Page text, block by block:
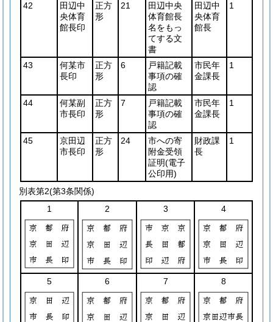
42
田辺中
央体育
館長印
正方
形
21
田辺中央
体育館長
名をもっ
てする文
書
田辺中
央体育
館長
1
43
何某市
長印
正方
形
6
戸籍記載
事項の確
認
市民年
金課長
1
44
何某副
市長印
正方
形
7
戸籍記載
事項の確
認
市民年
金課長
1
45
京田辺
市長印
正方
形
24
市への寄
附金受領
証明(電子
公印用)
財政課
長
1
別表第2(第3条関係)
1
2 3 4
5 6 7 8